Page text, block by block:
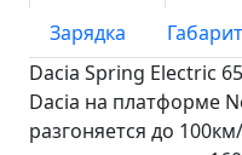
Зарядка
Dacia Spring Electric
Dacia на платформе
разгоняется до